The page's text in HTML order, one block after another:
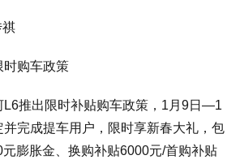
祺
时购车政策
L6推出限时补贴购车政策，1月9日—1
并完成提车用户，限时享新春大礼，包
膨胀金、换购补贴6000元/首购补贴